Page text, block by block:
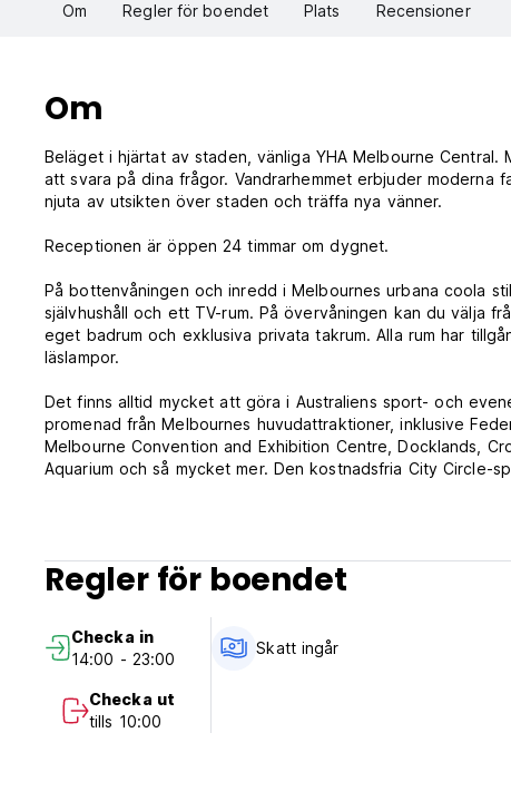
Om Regler för boendet Plats Recensioner
Om
Beläget i hjärtat av staden, vänliga YHA Melbourne
att svara på dina frågor. Vandrarhemmet erbjuder
njuta av utsikten över staden och träffa nya vänner.
Receptionen är öppen 24 timmar om dygnet.
På bottenvåningen och inredd i Melbournes urbana coola
självhushåll och ett TV-rum. På övervåningen kan du välja
eget badrum och exklusiva privata takrum. Alla rum har
läslampor.
Det finns alltid mycket att göra i Australiens sport- och
promenad från Melbournes huvudattraktioner, inklusive
Melbourne Convention and Exhibition Centre, Docklands,
Aquarium och så mycket mer. Den kostnadsfria City Circle-
Alla gruppbokningar på 10 eller fler personer måste bokas
webbplats.
Observera att detta boende inte tar emot gäster under 18 år.
Boka ett rum på YHA Melbourne Central och upplev
En giltig fotolegitimation, VISA eller Mastercard debitering
Regler för boendet
Checka in
14:00 - 23:00
Checka ut
tills 10:00
Skatt ingår